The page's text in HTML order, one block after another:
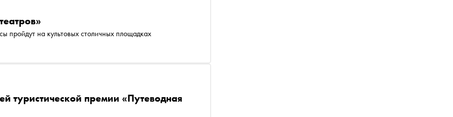
пройдут на культовых столичных площадках
туристической премии «Путеводная